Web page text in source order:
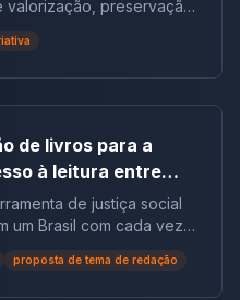
valorização, preservação
de livros para a
à leitura entre
de vulnerabilidade
Redação
de justiça social
um Brasil com cada vez
o acesso ao
proposta de tema de redação